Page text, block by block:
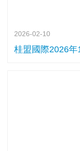
2026-02-10
桂盟國際2026